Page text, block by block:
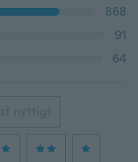
868
91
64
nyttigt